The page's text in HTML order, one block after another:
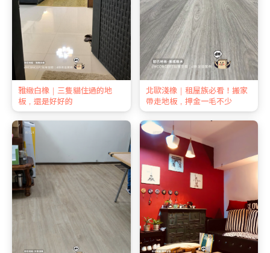
雅緻白橡｜三隻貓住過的地
板，還是好好的
北歐淺橡｜租屋族必看！搬家
帶走地板，押金一毛不少